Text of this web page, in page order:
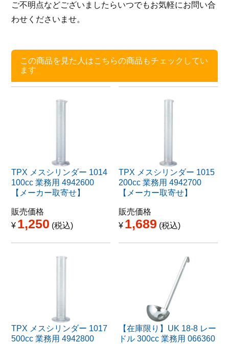
ご不明点などございましたらいつでもお気軽にお問い合
わせくださいませ。
この商品を見た人はこちらの商品もチェックしてい
ます
TPX メスシリンダー 1014
100cc 業務用 4942600
【メーカー取寄せ】
販売価格
¥ 1,250 税込
TPX メスシリンダー 1015
200cc 業務用 4942700
【メーカー取寄せ】
販売価格
¥ 1,689 税込
TPX メスシリンダー 1017
500cc 業務用 4942800
【在庫限り】UK 18-8 レー
ドル 300cc 業務用 066360